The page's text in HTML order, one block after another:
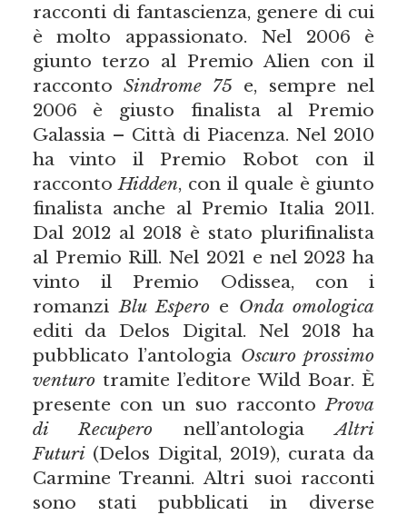
racconti di fantascienza, genere di cui
è molto appassionato. Nel 2006 è
giunto terzo al Premio Alien con il
raccontoSindrome 75 e, sempre nel
2006 è giusto finalista al Premio
Galassia – Città di Piacenza. Nel 2010
ha vinto il Premio Robot con il
raccontoHidden, con il quale è giunto
finalista anche al Premio Italia 2011.
Dal 2012 al 2018 è stato plurifinalista
al Premio Rill. Nel 2021 e nel 2023 ha
vinto il Premio Odissea, con i
romanziBlu Esperoe Onda omologica
editi da Delos Digital. Nel 2018 ha
pubblicato l’antologia Oscuro prossimo
venturotramite l’editore Wild Boar. È
presente con un suo raccontoProva
di Recuperonell’antologiaAltri
Futuri(Delos Digital, 2019), curata da
Carmine Treanni. Altri suoi racconti
sono stati pubblicati in diverse